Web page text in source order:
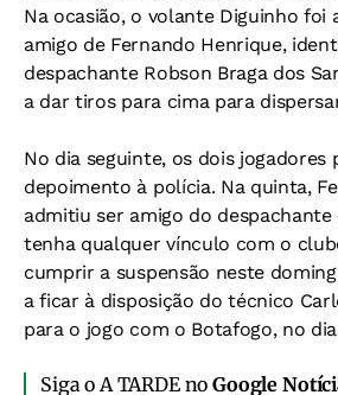
Na ocasião, o volante Diguinho foi
amigo de Fernando Henrique,
despachante Robson Braga dos
a dar tiros para cima para
No dia seguinte, os dois jogadores
depoimento à polícia. Na quinta,
admitiu ser amigo do despachante
tenha qualquer vínculo com o
cumprir a suspensão neste
a ficar à disposição do técnico
para o jogo com o Botafogo, no
Siga o A TARDE noGoogle